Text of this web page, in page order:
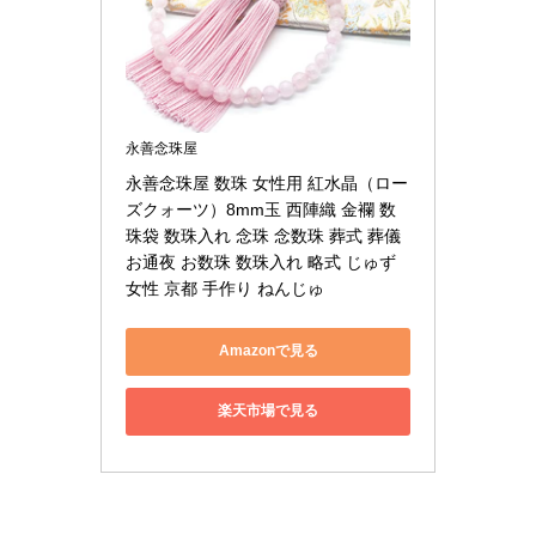
永善念珠屋
永善念珠屋 数珠 女性用 紅水晶（ロー
ズクォーツ）8mm玉 西陣織 金襴 数
珠袋 数珠入れ 念珠 念数珠 葬式 葬儀
お通夜 お数珠 数珠入れ 略式 じゅず
女性 京都 手作り ねんじゅ
Amazonで見る
楽天市場で見る